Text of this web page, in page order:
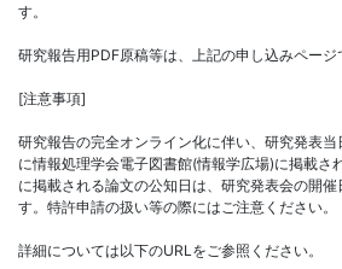
す。
研究報告用PDF原稿等は、上記の申し込みページ
[注意事項]
研究報告の完全オンライン化に伴い、研究発表
に情報処理学会電子図書館(情報学広場)に掲載さ
に掲載される論文の公知日は、研究発表会の開催
す。特許申請の扱い等の際にはご注意ください。
詳細については以下のURLをご参照ください。